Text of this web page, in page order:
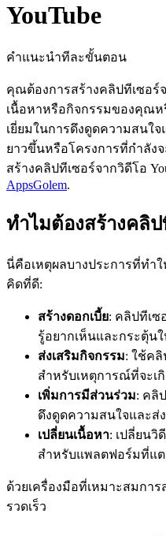
YouTube
คำแนะนำทีละขั้นตอน
คุณต้องการสร้างคลิปทีเซอร์จ
เนื้อหาหรือกิจกรรมของคุณห
เยี่ยมในการดึงดูดความสนใ
ยาวขึ้นหรือโครงการที่กำลัง
สร้างคลิปทีเซอร์จากวิดีโอ
AppsGolem.
ทำไมต้องสร้างคลิป
นี่คือเหตุผลบางประการที่ทำ
คิดที่ดี:
สร้างดอกเบี้ย: คลิปทีเซ
รู้อยากเห็นและกระตุ้น
ส่งเสริมกิจกรรม: ใช้คลิ
สำหรับเหตุการณ์ที่จะเ
เพิ่มการมีส่วนร่วม: คลิ
ดึงดูดความสนใจและส่
เปลี่ยนเนื้อหา: เปลี่ยนวิ
สำหรับแพลตฟอร์มที่แ
ด้วยเครื่องมือที่เหมาะสมกา
รวดเร็ว